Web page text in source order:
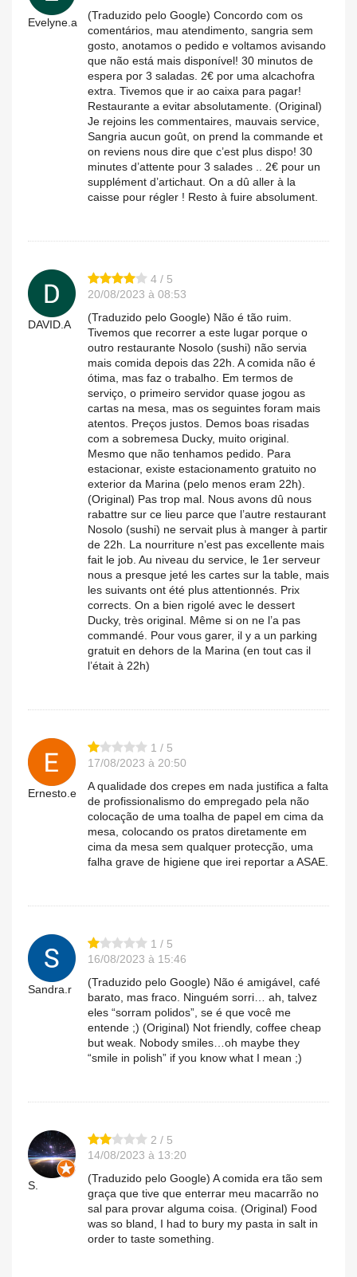
Evelyne.a
(Traduzido pelo Google) Concordo com os
comentários, mau atendimento, sangria sem
gosto, anotamos o pedido e voltamos avisando
que não está mais disponível! 30 minutos de
espera por 3 saladas. 2€ por uma alcachofra
extra. Tivemos que ir ao caixa para pagar!
Restaurante a evitar absolutamente. (Original)
Je rejoins les commentaires, mauvais service,
Sangria aucun goût, on prend la commande et
on reviens nous dire que c’est plus dispo! 30
minutes d’attente pour 3 salades .. 2€ pour un
supplément d’artichaut. On a dû aller à la
caisse pour régler ! Resto à fuire absolument.
DAVID.A
4 / 5
20/08/2023 à 08:53
(Traduzido pelo Google) Não é tão ruim.
Tivemos que recorrer a este lugar porque o
outro restaurante Nosolo (sushi) não servia
mais comida depois das 22h. A comida não é
ótima, mas faz o trabalho. Em termos de
serviço, o primeiro servidor quase jogou as
cartas na mesa, mas os seguintes foram mais
atentos. Preços justos. Demos boas risadas
com a sobremesa Ducky, muito original.
Mesmo que não tenhamos pedido. Para
estacionar, existe estacionamento gratuito no
exterior da Marina (pelo menos eram 22h).
(Original) Pas trop mal. Nous avons dû nous
rabattre sur ce lieu parce que l’autre restaurant
Nosolo (sushi) ne servait plus à manger à partir
de 22h. La nourriture n’est pas excellente mais
fait le job. Au niveau du service, le 1er serveur
nous a presque jeté les cartes sur la table, mais
les suivants ont été plus attentionnés. Prix
corrects. On a bien rigolé avec le dessert
Ducky, très original. Même si on ne l’a pas
commandé. Pour vous garer, il y a un parking
gratuit en dehors de la Marina (en tout cas il
l’était à 22h)
Ernesto.e
1 / 5
17/08/2023 à 20:50
A qualidade dos crepes em nada justifica a falta
de profissionalismo do empregado pela não
colocação de uma toalha de papel em cima da
mesa, colocando os pratos diretamente em
cima da mesa sem qualquer protecção, uma
falha grave de higiene que irei reportar a ASAE.
Sandra.r
1 / 5
16/08/2023 à 15:46
(Traduzido pelo Google) Não é amigável, café
barato, mas fraco. Ninguém sorri… ah, talvez
eles “sorram polidos”, se é que você me
entende ;) (Original) Not friendly, coffee cheap
but weak. Nobody smiles…oh maybe they
“smile in polish” if you know what I mean ;)
S.
2 / 5
14/08/2023 à 13:20
(Traduzido pelo Google) A comida era tão sem
graça que tive que enterrar meu macarrão no
sal para provar alguma coisa. (Original) Food
was so bland, I had to bury my pasta in salt in
order to taste something.